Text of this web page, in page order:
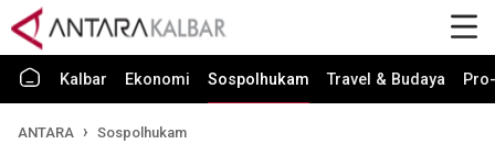
Kalbar Ekonomi Sospolhukam Travel & Budaya
ANTARA Sospolhukam